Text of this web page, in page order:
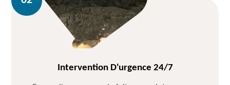
Intervention D'urgence 24/7